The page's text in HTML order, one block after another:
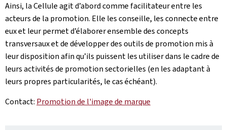
Ainsi, la Cellule agit d’abord comme facilitateur entre les
acteurs de la promotion. Elle les conseille, les connecte entre
eux et leur permet d’élaborer ensemble des concepts
transversaux et de développer des outils de promotion mis à
leur disposition afin qu’ils puissent les utiliser dans le cadre de
leurs activités de promotion sectorielles (en les adaptant à
leurs propres particularités, le cas échéant).
Contact: Promotion de l'image de marque